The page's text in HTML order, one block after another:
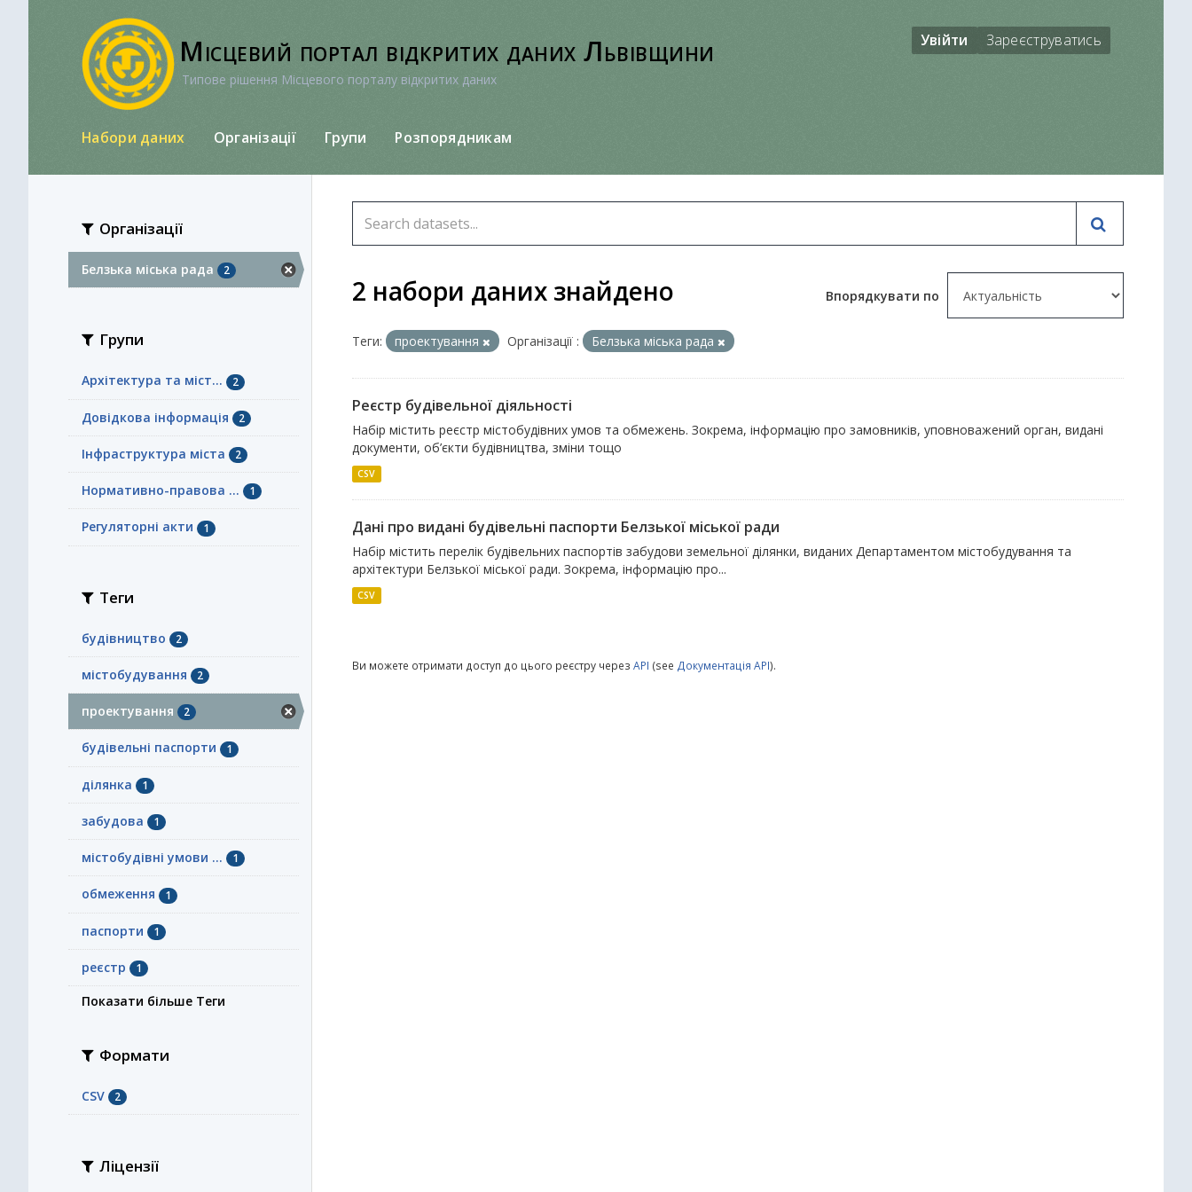
Місцевий портал відкритих даних Львівщини
Типове рішення Місцевого порталу відкритих даних
Увійти Зареєструватись
Набори даних Організації Групи Розпорядникам
Організації
Белзька міська рада 2
Групи
Архітектура та міст... 2
Довідкова інформація 2
Інфраструктура міста 2
Нормативно-правова ... 1
Регуляторні акти 1
Теги
будівництво 2
містобудування 2
проектування 2
будівельні паспорти 1
ділянка 1
забудова 1
містобудівні умови ... 1
обмеження 1
паспорти 1
реєстр 1
Показати більше Теги
Формати
CSV 2
Ліцензії
Впорядкувати по
2 набори даних знайдено
Теги: проектування Організації : Белзька міська рада
Реєстр будівельної діяльності
Набір містить реєстр містобудівних умов та обмежень. Зокрема, інформацію про замовників, уповноважений орган, видані
документи, об’єкти будівництва, зміни тощо
CSV
Дані про видані будівельні паспорти Белзької міської ради
Набір містить перелік будівельних паспортів забудови земельної ділянки, виданих Департаментом містобудування та
архітектури Белзької міської ради. Зокрема, інформацію про...
CSV
Ви можете отримати доступ до цього реєстру через API (see Документація API).